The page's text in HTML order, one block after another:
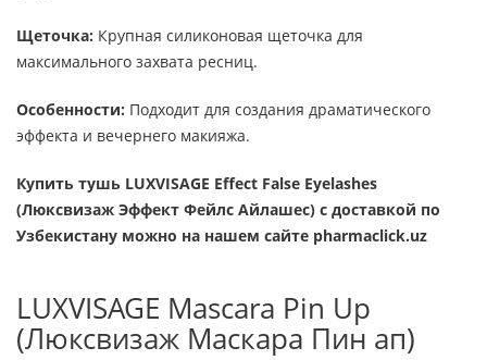
Щеточка: Крупная силиконовая щеточка для
максимального захвата ресниц.
Особенности: Подходит для создания драматического
эффекта и вечернего макияжа.
Купить тушь LUXVISAGE Effect False Eyelashes
(Люксвизаж Эффект Фейлс Айлашес) с доставкой по
Узбекистану можно на нашем сайте pharmaclick.uz
LUXVISAGE Mascara Pin Up
(Люксвизаж Маскара Пин ап)